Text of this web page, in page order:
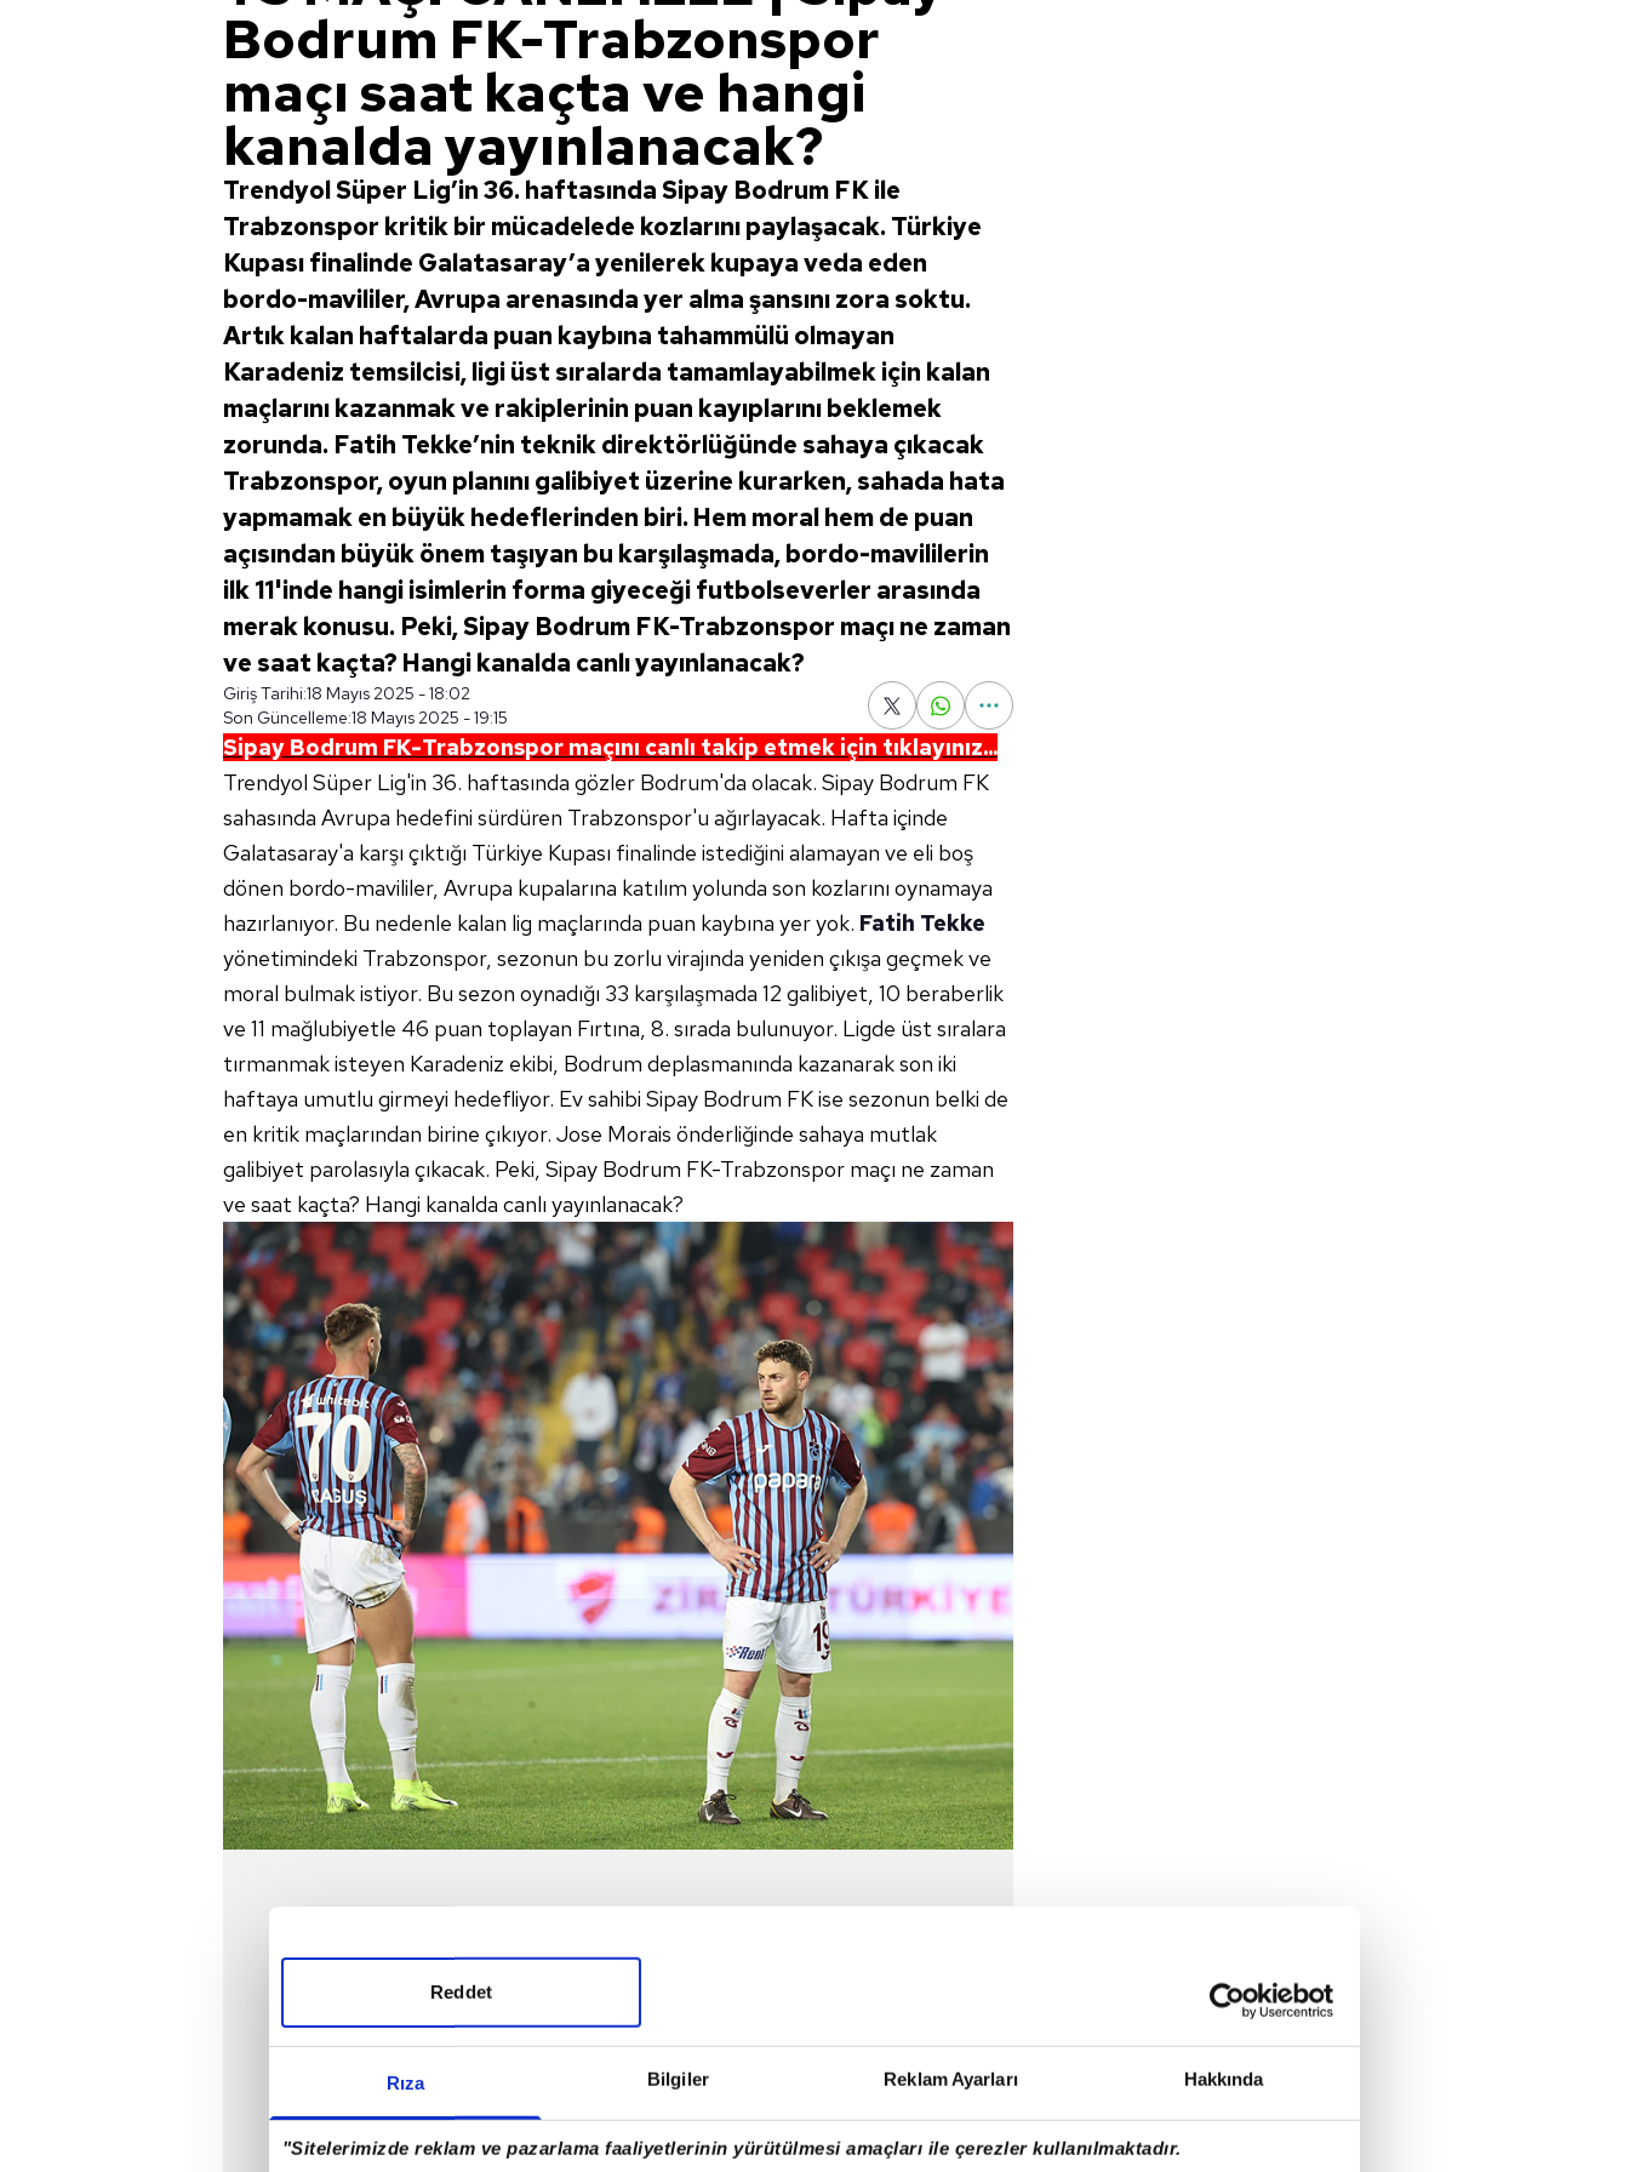
Rıza Bilgiler Reklam Ayarları Hakkında
"Sitelerimizde reklam ve pazarlama faaliyetlerinin yürütülmesi amaçları ile çerezler kullanılmaktadır.
Reddet
Bodrum FK-Trabzonspor
maçı saat kaçta ve hangi
kanalda yayınlanacak?
Trendyol Süper Lig’in 36. haftasında Sipay Bodrum FK ile
Trabzonspor kritik bir mücadelede kozlarını paylaşacak. Türkiye
Kupası finalinde Galatasaray’a yenilerek kupaya veda eden
bordo-mavililer, Avrupa arenasında yer alma şansını zora soktu.
Artık kalan haftalarda puan kaybına tahammülü olmayan
Karadeniz temsilcisi, ligi üst sıralarda tamamlayabilmek için kalan
maçlarını kazanmak ve rakiplerinin puan kayıplarını beklemek
zorunda. Fatih Tekke’nin teknik direktörlüğünde sahaya çıkacak
Trabzonspor, oyun planını galibiyet üzerine kurarken, sahada hata
yapmamak en büyük hedeflerinden biri. Hem moral hem de puan
açısından büyük önem taşıyan bu karşılaşmada, bordo-mavililerin
ilk 11'inde hangi isimlerin forma giyeceği futbolseverler arasında
merak konusu. Peki, Sipay Bodrum FK-Trabzonspor maçı ne zaman
ve saat kaçta? Hangi kanalda canlı yayınlanacak?
Giriş Tarihi:18 Mayıs 2025 - 18:02
Son Güncelleme:18 Mayıs 2025 - 19:15
Sipay Bodrum FK-Trabzonspor maçını canlı takip etmek için tıklayınız...
Trendyol Süper Lig'in 36. haftasında gözler Bodrum'da olacak. Sipay Bodrum FK
sahasında Avrupa hedefini sürdüren Trabzonspor'u ağırlayacak. Hafta içinde
Galatasaray'a karşı çıktığı Türkiye Kupası finalinde istediğini alamayan ve eli boş
dönen bordo-mavililer, Avrupa kupalarına katılım yolunda son kozlarını oynamaya
hazırlanıyor. Bu nedenle kalan lig maçlarında puan kaybına yer yok. Fatih Tekke
yönetimindeki Trabzonspor, sezonun bu zorlu virajında yeniden çıkışa geçmek ve
moral bulmak istiyor. Bu sezon oynadığı 33 karşılaşmada 12 galibiyet, 10 beraberlik
ve 11 mağlubiyetle 46 puan toplayan Fırtına, 8. sırada bulunuyor. Ligde üst sıralara
tırmanmak isteyen Karadeniz ekibi, Bodrum deplasmanında kazanarak son iki
haftaya umutlu girmeyi hedefliyor. Ev sahibi Sipay Bodrum FK ise sezonun belki de
en kritik maçlarından birine çıkıyor. Jose Morais önderliğinde sahaya mutlak
galibiyet parolasıyla çıkacak. Peki, Sipay Bodrum FK-Trabzonspor maçı ne zaman
ve saat kaçta? Hangi kanalda canlı yayınlanacak?